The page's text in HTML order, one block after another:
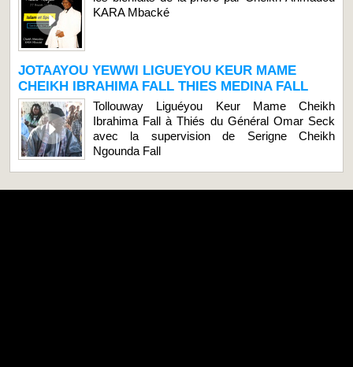
KARA Mbacké
JOTAAYOU YEWWI LIGUEYOU KEUR MAME
CHEIKH IBRAHIMA FALL THIES MEDINA FALL
Tollouway Liguéyou Keur Mame Cheikh
Ibrahima Fall à Thiés du Général Omar Seck
avec la supervision de Serigne Cheikh
Ngounda Fall